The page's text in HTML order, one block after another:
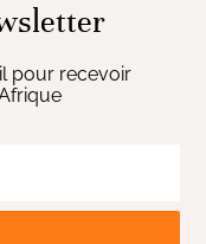
pour recevoir